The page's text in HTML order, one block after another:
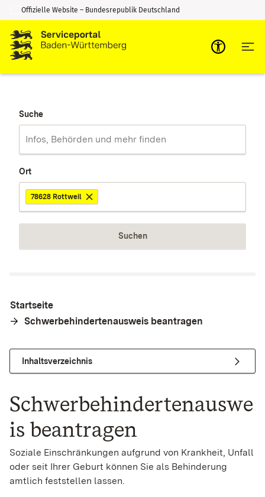
Zum Inhalt springen
Zur Suche springen
Offizielle Website – Bundesrepublik Deutschland
Suche
Ort
78628 Rottweil
Suchen
Startseite
Schwerbehindertenausweis beantragen
Inhaltsverzeichnis
Schwerbehindertenauswe
is beantragen
Soziale Einschränkungen aufgrund von Krankheit, Unfall
oder seit Ihrer Geburt können Sie als Behinderung
amtlich feststellen lassen.